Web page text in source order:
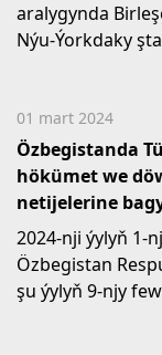
aralygynda
Nýu-Ýorkdaky
01 mart 2024
Özbegistanda
hökümet we
netijelerine
2024-nji ýylyň 1-
Özbegistan
şu ýylyň 9-njy